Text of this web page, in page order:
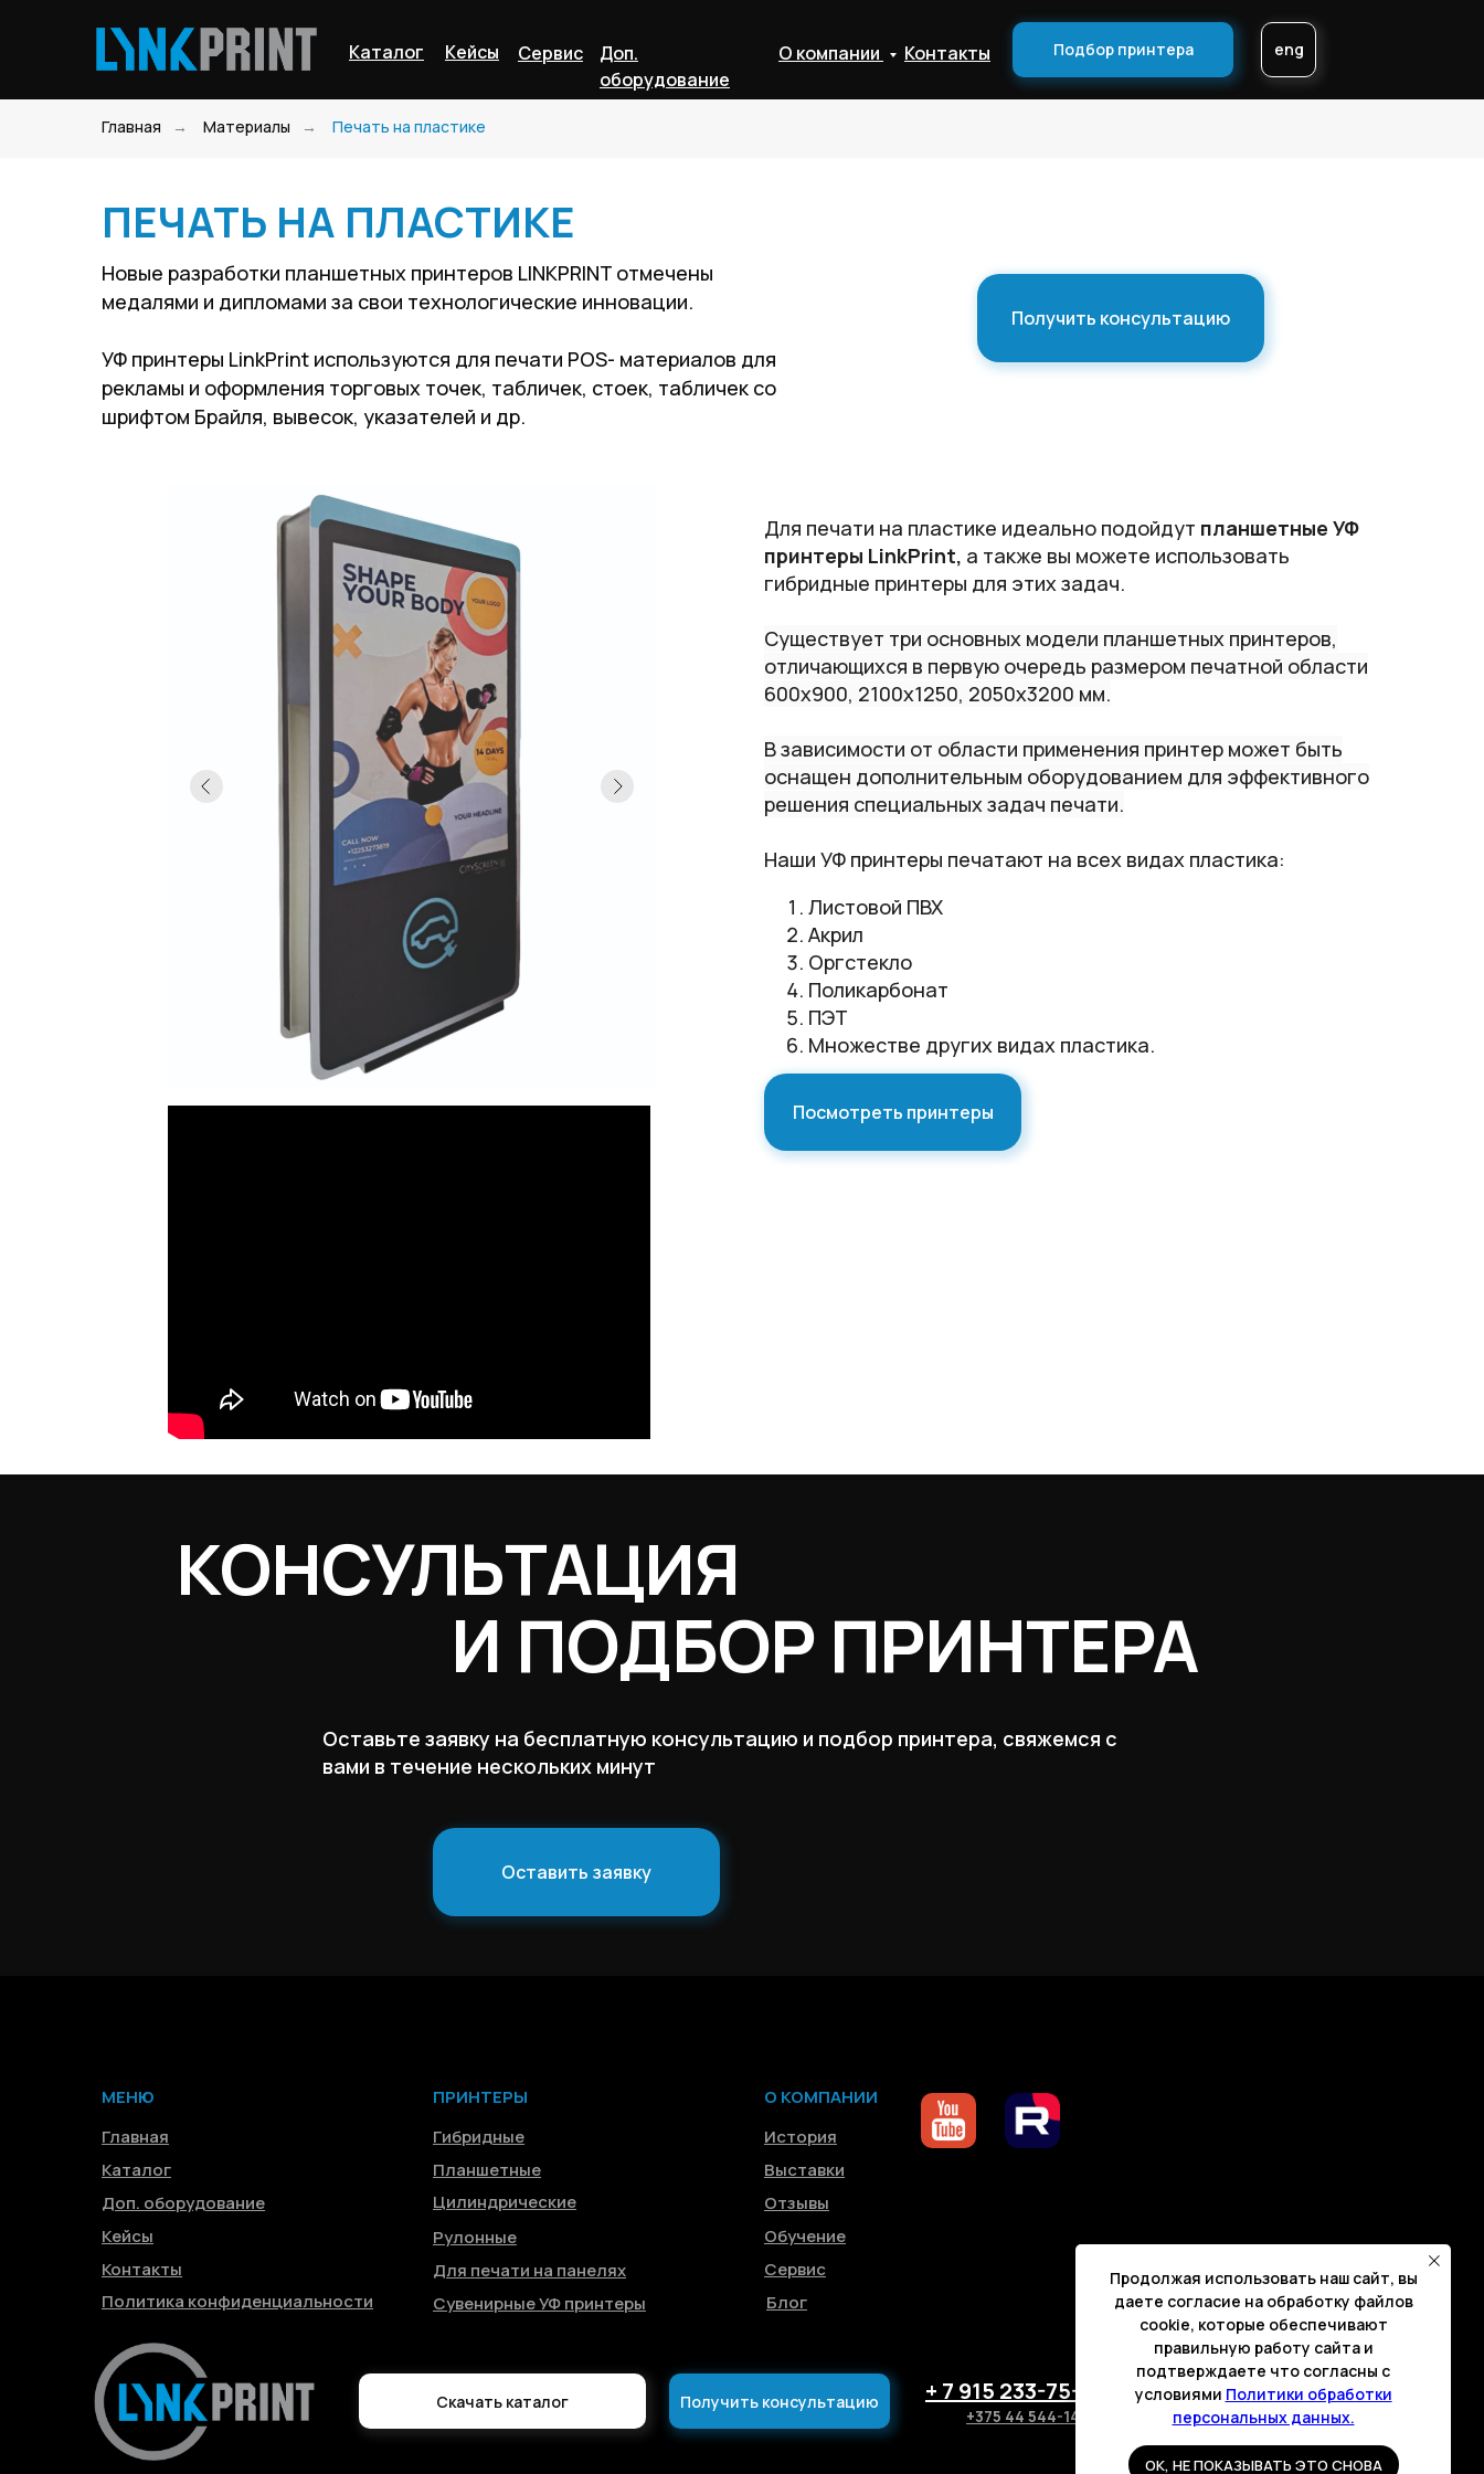
Каталог Сервис
Кейсы О компании
Доп.
оборудование
Контакты Подбор принтера eng
Главная → Материалы → Печать на пластике
ПЕЧАТЬ НА ПЛАСТИКЕ
Новые разработки планшетных принтеров LINKPRINT отмечены
медалями и дипломами за свои технологические инновации.
УФ принтеры LinkPrint используются для печати POS- материалов для
рекламы и оформления торговых точек, табличек, стоек, табличек со
шрифтом Брайля, вывесок, указателей и др.
Получить консультацию
Для печати на пластике идеально подойдут планшетные УФ
принтеры LinkPrint, а также вы можете использовать
гибридные принтеры для этих задач.
Существует три основных модели планшетных принтеров,
отличающихся в первую очередь размером печатной области
600х900, 2100х1250, 2050х3200 мм.
В зависимости от области применения принтер может быть
оснащен дополнительным оборудованием для эффективного
решения специальных задач печати.
Наши УФ принтеры печатают на всех видах пластика:
Листовой ПВХ
Акрил
Оргстекло
Поликарбонат
ПЭТ
Множестве других видах пластика.
Посмотреть принтеры
КОНСУЛЬТАЦИЯ
И ПОДБОР ПРИНТЕРА
Оставить заявку
Оставьте заявку на бесплатную консультацию и подбор принтера, свяжемся с
вами в течение нескольких минут
Главная
МЕНЮ
Каталог
Доп. оборудование
Кейсы
Контакты
Политика конфиденциальности
Гибридные
ПРИНТЕРЫ
Планшетные
Цилиндрические
Для печати на панелях
Сувенирные УФ принтеры
История
О КОМПАНИИ
Выставки
Отзывы
Обучение
Сервис
Блог
+ 7 915 233-75-66
+375 44 544-14-88 +375 29 144-04-31
+7 916 253 88 59
Получить консультацию
Скачать каталог
Рулонные
Продолжая использовать наш сайт, вы
даете согласие на обработку файлов
cookie, которые обеспечивают
правильную работу сайта и
подтверждаете что согласны с
условиями Политики обработки
персональных данных.
OK, НЕ ПОКАЗЫВАТЬ ЭТО СНОВА